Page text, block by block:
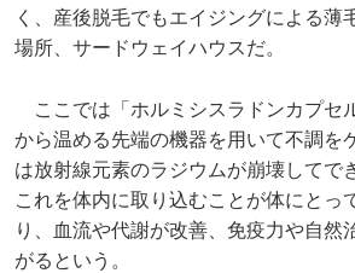
く、産後脱毛でもエイジングによる薄
場所、サードウェイハウスだ。
ここでは「ホルミシスラドンカプセ
から温める先端の機器を用いて不調を
は放射線元素のラジウムが崩壊してで
これを体内に取り込むことが体にとっ
り、血流や代謝が改善、免疫力や自然
がるという。